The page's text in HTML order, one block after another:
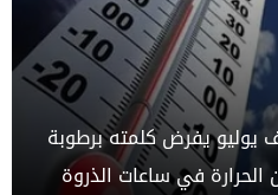
يفرض كلمته برطوبة
الحرارة في ساعات الذروة